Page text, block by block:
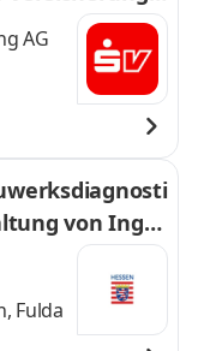
AG
von Inge
Fulda